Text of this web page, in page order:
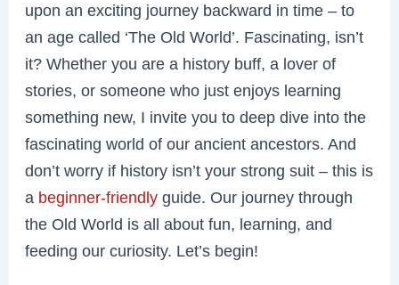
upon an exciting journey backward in time – to
an age called ‘The Old World’. Fascinating, isn’t
it? Whether you are a history buff, a lover of
stories, or someone who just enjoys learning
something new, I invite you to deep dive into the
fascinating world of our ancient ancestors. And
don’t worry if history isn’t your strong suit – this is
a beginner-friendly guide. Our journey through
the Old World is all about fun, learning, and
feeding our curiosity. Let’s begin!